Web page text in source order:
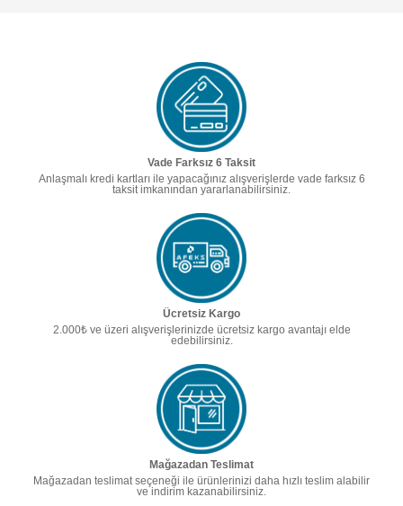
Vade Farksız 6 Taksit
Anlaşmalı kredi kartları ile yapacağınız alışverişlerde vade farksız 6
taksit imkanından yararlanabilirsiniz.
Ücretsiz Kargo
2.000₺ ve üzeri alışverişlerinizde ücretsiz kargo avantajı elde
edebilirsiniz.
Mağazadan Teslimat
Mağazadan teslimat seçeneği ile ürünlerinizi daha hızlı teslim alabilir
ve indirim kazanabilirsiniz.